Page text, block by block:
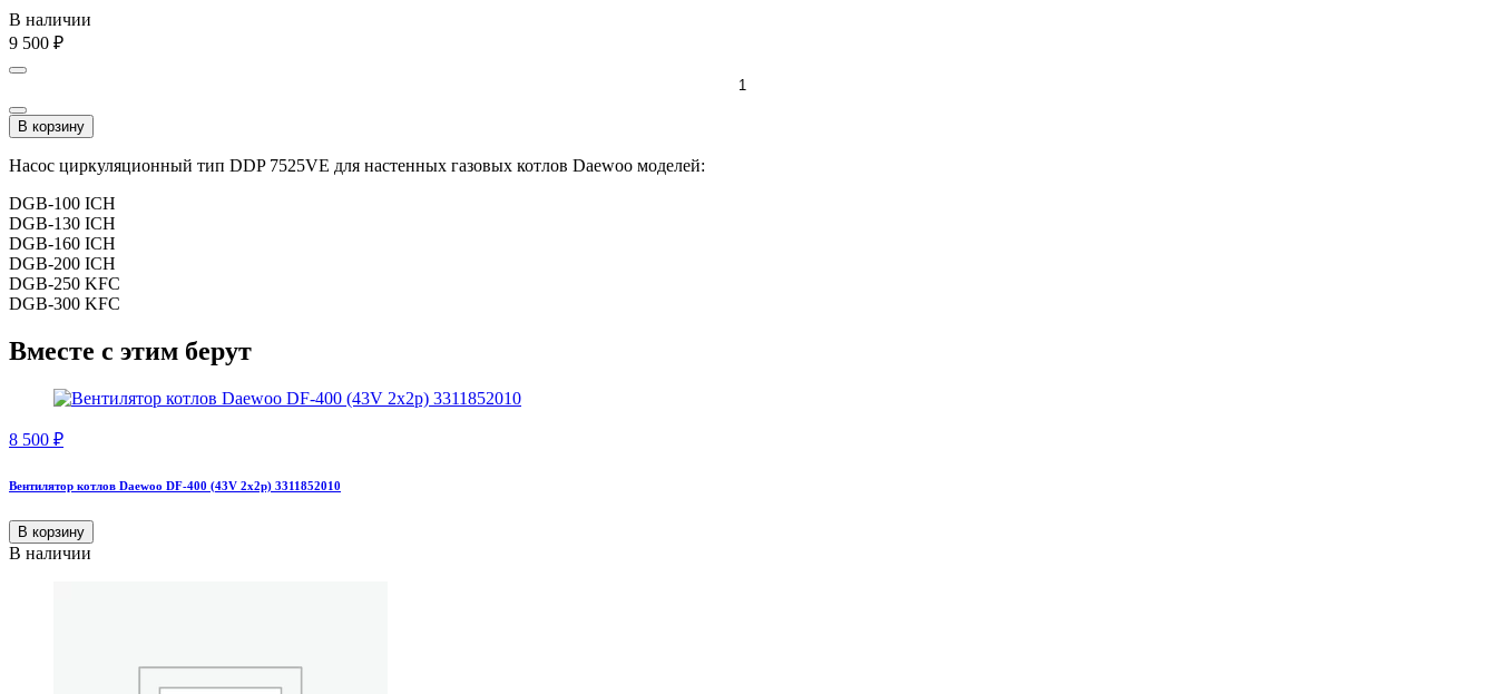
В наличии
9 500 ₽
В корзину
Насос циркуляционный тип DDP 7525VE для настенных газовых котлов Daewoo моделей:
DGB-100 ICH
DGB-130 ICH
DGB-160 ICH
DGB-200 ICH
DGB-250 KFC
DGB-300 KFC
Вместе с этим берут
8 500 ₽
Вентилятор котлов Daewoo DF-400 (43V 2x2p) 3311852010
В корзину
В наличии